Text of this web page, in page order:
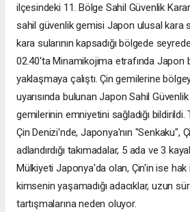
ilçesindeki 11. Bölge Sahil Güvenlik
sahil güvenlik gemisi Japon ulusal kara
kara sularının kapsadığı bölgede
02.40'ta Minamikojima etrafında Japon
yaklaşmaya çalıştı. Çin gemilerine
uyarısında bulunan Japon Sahil Güvenlik
gemilerinin emniyetini sağladığı bildirildi.
Çin Denizi'nde, Japonya'nın "Senkaku",
adlandırdığı takımadalar, 5 ada ve 3
Mülkiyeti Japonya'da olan, Çin'in ise
kimsenin yaşamadığı adacıklar, uzun
tartışmalarına neden oluyor.